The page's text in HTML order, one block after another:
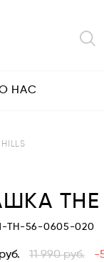
НАС
THE
TH-56-0605-020
руб. 11 990руб. -